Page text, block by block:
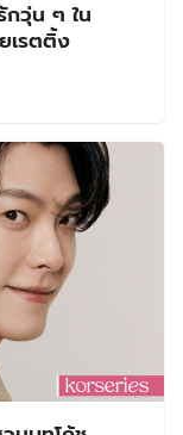
กวุ่น ๆ ใน
เรตติ้ง